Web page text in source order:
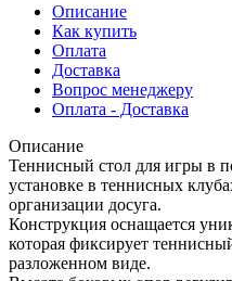
Описание
Как купить
Оплата
Доставка
Вопрос менеджеру
Оплата - Доставка
Описание
Теннисный стол для игры в
установке в теннисных
организации досуга.
Конструкция оснащается
которая фиксирует
разложенном виде.